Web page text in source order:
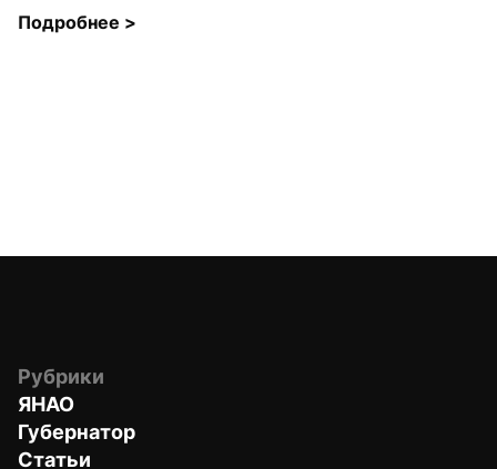
Подробнее >
Рубрики
ЯНАО
Губернатор
Статьи